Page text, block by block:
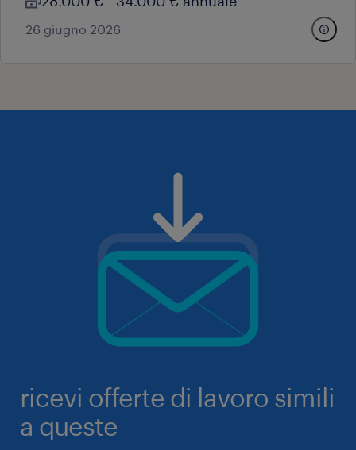
26 giugno 2026
ricevi offerte di lavoro simili
a queste